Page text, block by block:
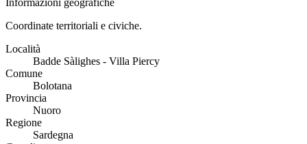
Coordinate territoriali e civiche.
Località
Badde Sàlighes - Villa Piercy
Comune
Bolotana
Provincia
Nuoro
Regione
Sardegna